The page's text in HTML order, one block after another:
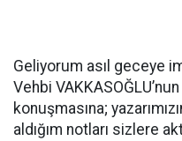
Geliyorum asıl geceye
Vehbi VAKKASOĞLU’nun
konuşmasına;
aldığım notları sizlere